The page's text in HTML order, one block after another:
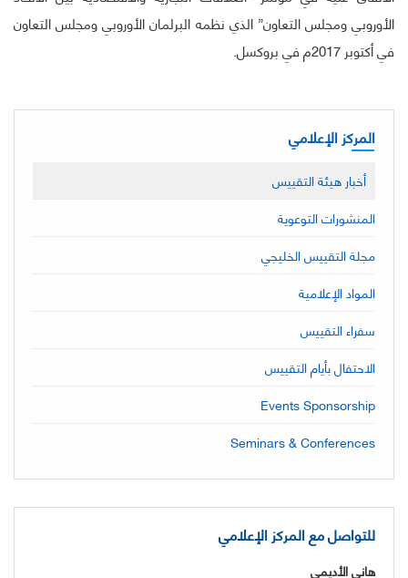
الأوروبي ومجلس التعاون” الذي نظمه البرلمان الأوروبي ومجلس التعاون
في أكتوبر 2017م في بروكسل.
المركز الإعلامي
أخبار هيئة التقييس
المنشورات التوعوية
مجلة التقييس الخليجي
المواد الإعلامية
سفراء التقييس
الاحتفال بأيام التقييس
Events Sponsorship
Seminars & Conferences
للتواصل مع المركز الإعلامي
هاني الأديمي